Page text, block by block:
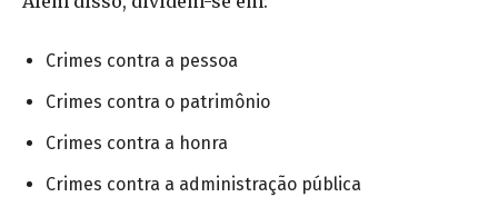
Crimes contra a pessoa
Crimes contra o patrimônio
Crimes contra a honra
Crimes contra a administração pública